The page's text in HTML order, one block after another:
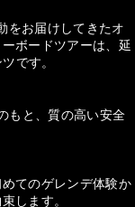
をお届けしてきたオ
ボードツアーは、延
です。
もと、質の高い安全
てのゲレンデ体験か
します。